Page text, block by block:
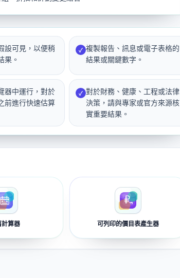
設可見，以便稍
果。
✓ 複製報告、訊息或電子表格的
結果或關鍵數字。
器中運行，對於
前進行快速估算
✓ 對於財務、健康、工程或法律
決策，請與專家或官方來源核
實重要結果。
計算器 可列印的價目表產生器